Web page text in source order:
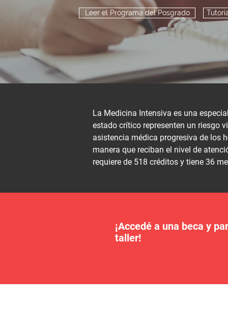
Leer el Programa del Posgrado
La Medicina Intensiva es una
estado crítico representen un riesgo
asistencia médica progresiva de los
manera que reciban el nivel de
requiere de 518 créditos y tiene 36
¡Accedé a una beca y
taller!